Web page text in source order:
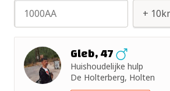
Oppas
Huishoudelijke hulp + 2km
Gleb, 47
Huishoudelijke hulp
De Holterberg, Holten